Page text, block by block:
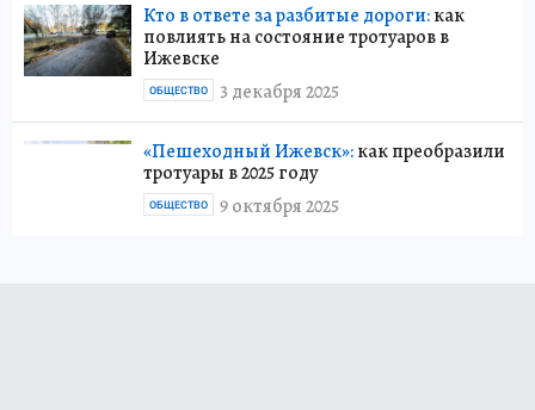
Кто в ответе за разбитые дороги:как
повлиять на состояние тротуаров в
Ижевске
3 декабря 2025
ОБЩЕСТВО
«Пешеходный Ижевск»:как преобразили
тротуары в 2025 году
9 октября 2025
ОБЩЕСТВО